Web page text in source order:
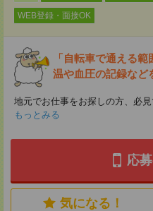
WEB登録・面接OK
「自転車で通える
温や血圧の記録など
地元でお仕事をお探しの方、必
もっとみる
応
気になる！